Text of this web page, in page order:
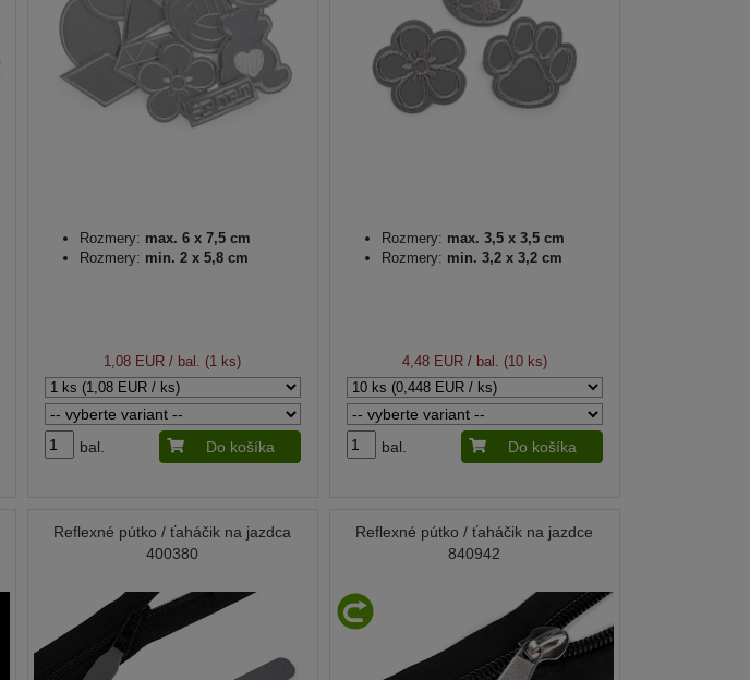
Rozmery: max. 6 x 7,5 cm
Rozmery: min. 2 x 5,8 cm
1,08 EUR / bal. (1 ks)
bal. Do košíka
Rozmery: max. 3,5 x 3,5 cm
Rozmery: min. 3,2 x 3,2 cm
4,48 EUR/ bal. (10 ks)
bal. Do košíka
Reflexné pútko / ťaháčik na jazdca
400380
Reflexné pútko / ťaháčik na jazdce
840942